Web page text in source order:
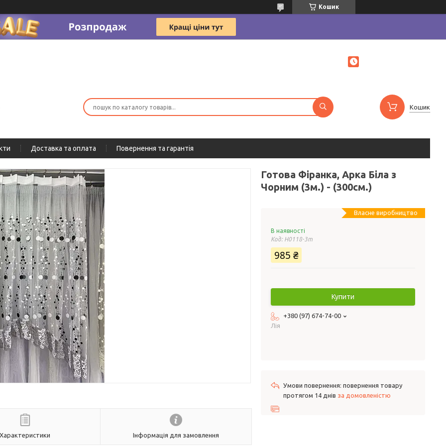
Кошик
Кошик
Доставка та оплата Повернення та гарантія
Характеристики Інформація для замовлення
Готова Фіранка, Арка Біла з
Чорним (3м.) - (300см.)
Власне виробництво
В наявності
Код: H0118-3m
985 ₴
Купити
+380 (97) 674-74-00
Лія
повернення товару
протягом 14 днів за домовленістю